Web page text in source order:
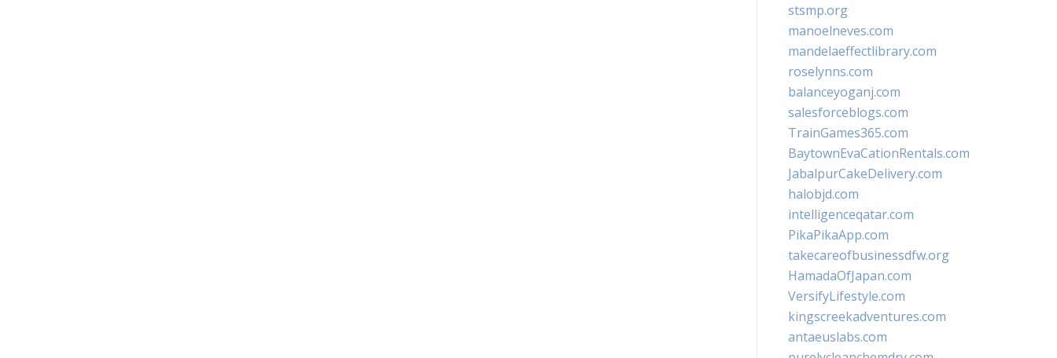
stsmp.org
manoelneves.com
mandelaeffectlibrary.com
roselynns.com
balanceyoganj.com
salesforceblogs.com
TrainGames365.com
BaytownEvaCationRentals.com
JabalpurCakeDelivery.com
halobjd.com
intelligenceqatar.com
PikaPikaApp.com
takecareofbusinessdfw.org
HamadaOfJapan.com
VersifyLifestyle.com
kingscreekadventures.com
antaeuslabs.com